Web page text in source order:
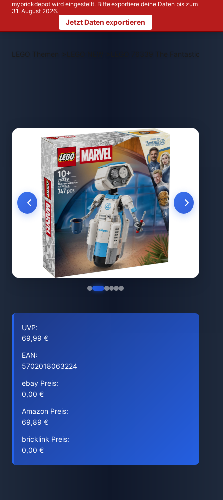
mybrickdepot wird eingestellt. Bitte exportiere deine Daten bis zum
31. August 2026.
Jetzt Daten exportieren
LEGO Themen > LEGO 76339 The Fantastic Four
UVP:
69,99 €
EAN:
5702018063224
ebay Preis:
0,00 €
Amazon Preis:
69,89 €
bricklink Preis:
0,00 €